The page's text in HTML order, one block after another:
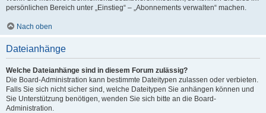
persönlichen Bereich unter „Einstieg“ – „Abonnements verwalten“ machen.
Nach oben
Dateianhänge
Welche Dateianhänge sind in diesem Forum zulässig?
Die Board-Administration kann bestimmte Dateitypen zulassen oder verbieten.
Falls Sie sich nicht sicher sind, welche Dateitypen Sie anhängen können und
Sie Unterstützung benötigen, wenden Sie sich bitte an die Board-
Administration.